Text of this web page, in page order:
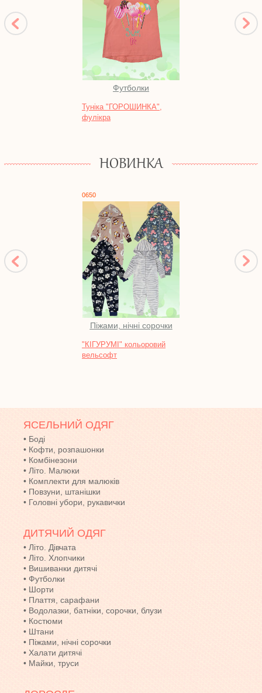
Футболки
Туніка "ГОРОШИНКА",
фулікра
НОВИНКА
0650
Піжами, нічні сорочки
"КІГУРУМІ" кольоровий
вельсофт
ЯСЕЛЬНИЙ ОДЯГ
• Боді
• Кофти, розпашонки
• Комбінезони
• Літо. Малюки
• Комплекти для малюків
• Повзуни, штанішки
• Головні убори, рукавички
ДИТЯЧИЙ ОДЯГ
• Літо. Дівчата
• Літо. Хлопчики
• Вишиванки дитячі
• Футболки
• Шорти
• Плаття, сарафани
• Водолазки, батніки, сорочки, блузи
• Костюми
• Штани
• Піжами, нічні сорочки
• Халати дитячі
• Майки, труси